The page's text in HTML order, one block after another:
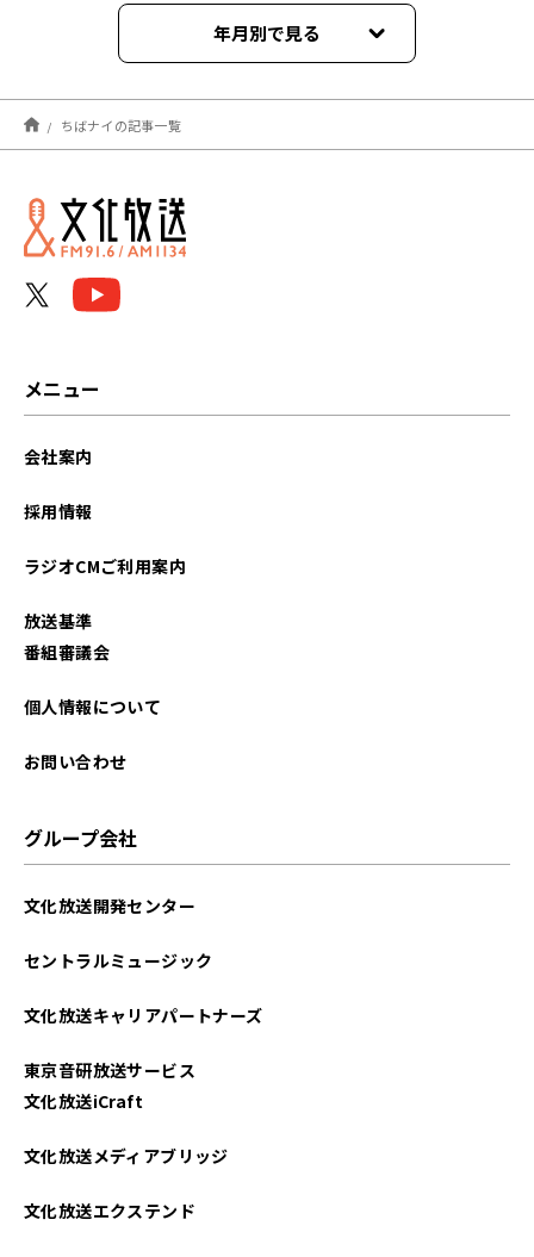
年月別で見る
2025年03月
2025年02月
2025年01月
2024年03月
2023年12月
2023年07月
2023年06月
ちばナイの記事一覧
メニュー
会社案内
採用情報
ラジオCMご利用案内
放送基準
番組審議会
個人情報について
お問い合わせ
グループ会社
文化放送開発センター
セントラルミュージック
文化放送キャリアパートナーズ
東京音研放送サービス
文化放送iCraft
文化放送メディアブリッジ
文化放送エクステンド